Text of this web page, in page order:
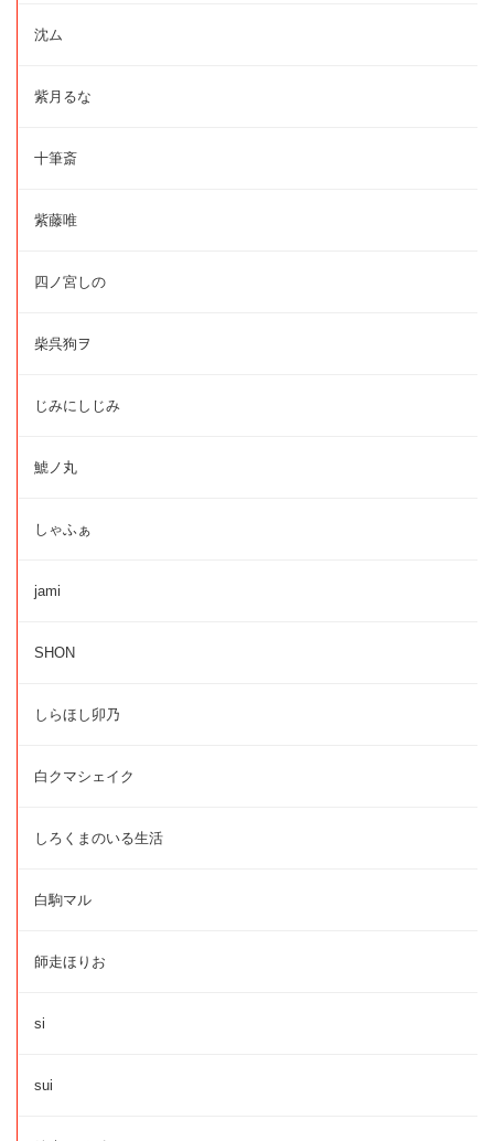
沈ム
紫月るな
十筆斎
紫藤唯
四ノ宮しの
柴呉狗ヲ
じみにしじみ
鯱ノ丸
しゃふぁ
jami
SHON
しらほし卯乃
白クマシェイク
しろくまのいる生活
白駒マル
師走ほりお
si
sui